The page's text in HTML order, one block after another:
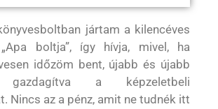
jártam a kilencéves
„Apa boltja”, így hívja, mivel, ha
időzöm bent, újabb és újabb
gazdagítva a képzeletbeli
Nincs az a pénz, amit ne tudnék itt